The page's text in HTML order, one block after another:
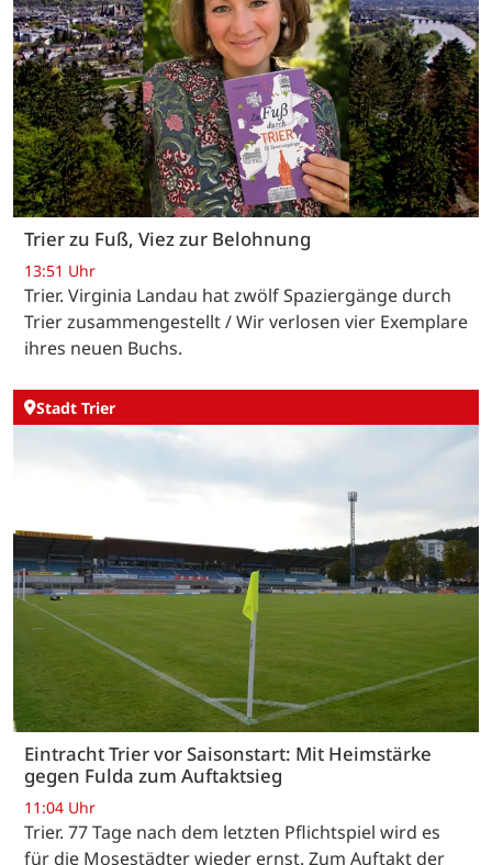
Trier zu Fuß, Viez zur Belohnung
13:51 Uhr
Trier. Virginia Landau hat zwölf Spaziergänge durch
Trier zusammengestellt / Wir verlosen vier Exemplare
ihres neuen Buchs.
Stadt Trier
Eintracht Trier vor Saisonstart: Mit Heimstärke
gegen Fulda zum Auftaktsieg
11:04 Uhr
Trier. 77 Tage nach dem letzten Pflichtspiel wird es
für die Mosestädter wieder ernst. Zum Auftakt der